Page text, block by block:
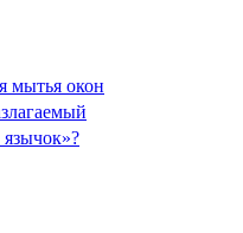
мытья окон